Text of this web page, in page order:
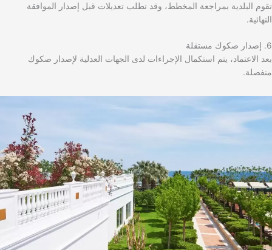
تقوم البلدية بمراجعة المخطط، وقد تطلب تعديلات قبل إصدار الموافقة
النهائية.
6. إصدار صكوك مستقلة
بعد الاعتماد، يتم استكمال الإجراءات لدى الجهات العدلية لإصدار صكوك
منفصلة.